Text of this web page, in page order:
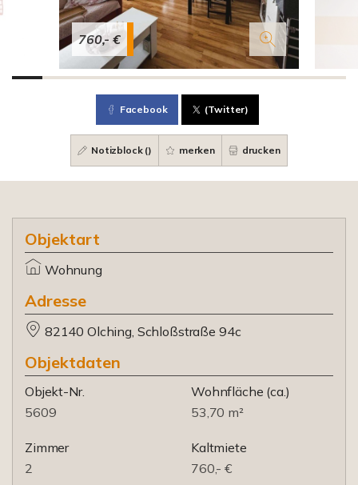
760,- €
Facebook (Twitter)
Notizblock () merken drucken
Objektart
Wohnung
Adresse
82140 Olching, Schloßstraße 94c
Objektdaten
Objekt-Nr.
5609
Wohnfläche (ca.)
53,70 m²
Zimmer
2
Kaltmiete
760,- €